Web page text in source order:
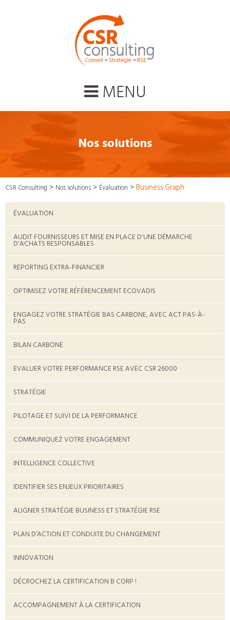
MENU
Nos solutions
CSR Consulting > Nos solutions > Évaluation > Business Graph
ÉVALUATION
AUDIT FOURNISSEURS ET MISE EN PLACE D'UNE DÉMARCHE
D'ACHATS RESPONSABLES
REPORTING EXTRA-FINANCIER
OPTIMISEZ VOTRE RÉFÉRENCEMENT ECOVADIS
ENGAGEZ VOTRE STRATÉGIE BAS CARBONE, AVEC ACT PAS-À-
PAS
BILAN CARBONE
EVALUER VOTRE PERFORMANCE RSE AVEC CSR 26000
STRATÉGIE
PILOTAGE ET SUIVI DE LA PERFORMANCE
COMMUNIQUEZ VOTRE ENGAGEMENT
INTELLIGENCE COLLECTIVE
IDENTIFIER SES ENJEUX PRIORITAIRES
ALIGNER STRATÉGIE BUSINESS ET STRATÉGIE RSE
PLAN D’ACTION ET CONDUITE DU CHANGEMENT
INNOVATION
DÉCROCHEZ LA CERTIFICATION B CORP !
ACCOMPAGNEMENT À LA CERTIFICATION